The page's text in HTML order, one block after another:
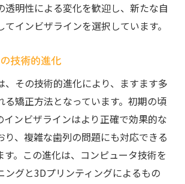
透明性による変化を歓迎し、新たな自
インビザラインを選択しています。
技術的進化
、その技術的進化により、ますます多
る矯正方法となっています。初期の頃
インビザラインはより正確で効果的な
り、複雑な歯列の問題にも対応できる
す。この進化は、コンピュータ技術を
ングと3Dプリンティングによるもの